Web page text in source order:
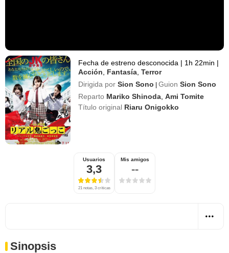
Fecha de estreno desconocida | 1h 22min |
Acción
Fantasía ,Terror
Dirigida por Sion Sono | Guion Sion Sono
Reparto Mariko Shinoda ,Ami Tomite
Título original Riaru Onigokko
Usuarios
3,3
21 notas, 3 críticas
Mis amigos
--
Sinopsis